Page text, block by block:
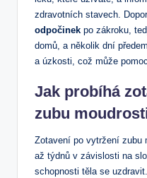
zdravotních stavech.
odpočinek po zákroku,
domů, a ⁤několik dní
a ⁤úzkosti, což může
Jak probíhá
zubu
Zotavení po vytržení zubu
až týdnů v závislosti na
schopnosti těla ⁤se